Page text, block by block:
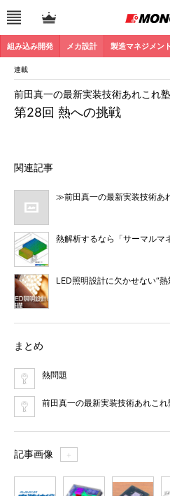
組み込み開発 メカ設計 製造マネジメント
連載
第28回 熱への挑戦
前田真一の最新実装技術あれこれ塾
関連記事
≫前田真一の最新実装技術あ
熱解析するなら「サーマルマ
LED照明設計に欠かせない“熱
まとめ
熱問題
前田真一の最新実装技術あれこれ
記事画像 ＋